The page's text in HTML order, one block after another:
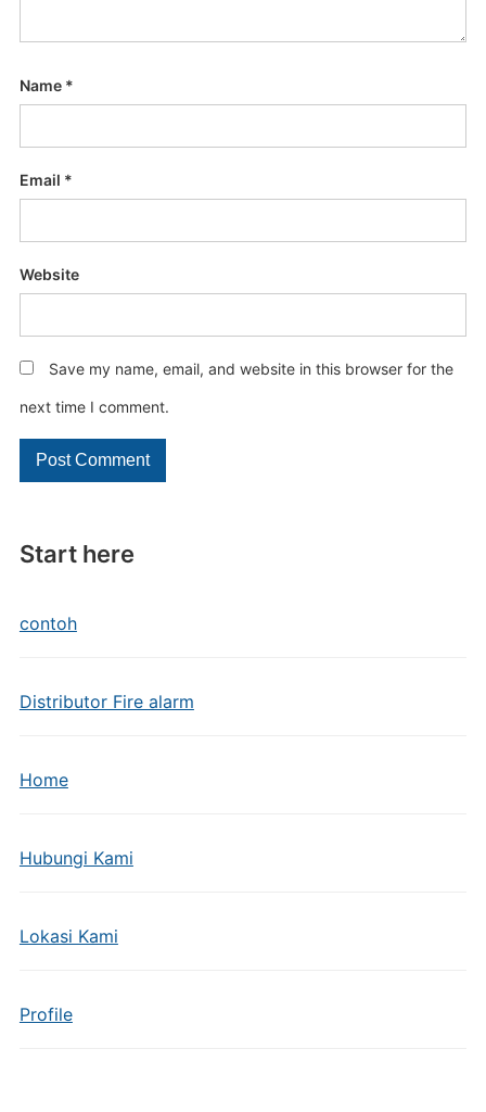
Start here
contoh
Distributor Fire alarm
Home
Hubungi Kami
Lokasi Kami
Profile
Name *
Email *
Website
Save my name, email, and website in this browser for the
next time I comment.